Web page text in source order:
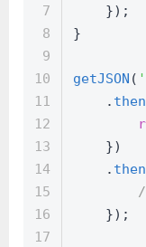
7
8
9
10
11
12
13
14
15
16
17
    });
}
getJSON (
    .
then
    })
    .
then
    });